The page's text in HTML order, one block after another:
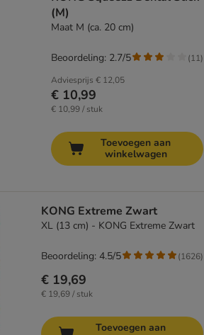
(M)
Maat M (ca. 20 cm)
Adviesprijs € 12,05
€ 10,99
€ 10,99 / stuk
Beoordeling: 2.7/5 (11)
Toevoegen aan
winkelwagen
KONG Extreme Zwart
XL (13 cm) - KONG Extreme Zwart
€ 19,69
€ 19,69 / stuk
Beoordeling: 4.5/5 (1626)
Toevoegen aan